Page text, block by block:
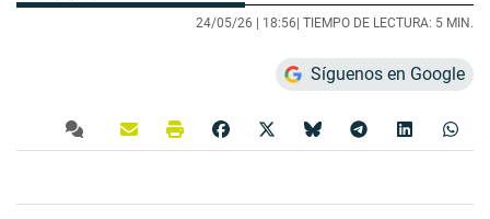
24/05/26 | 18:56| TIEMPO DE LECTURA: 5 MIN.
Síguenos en Google